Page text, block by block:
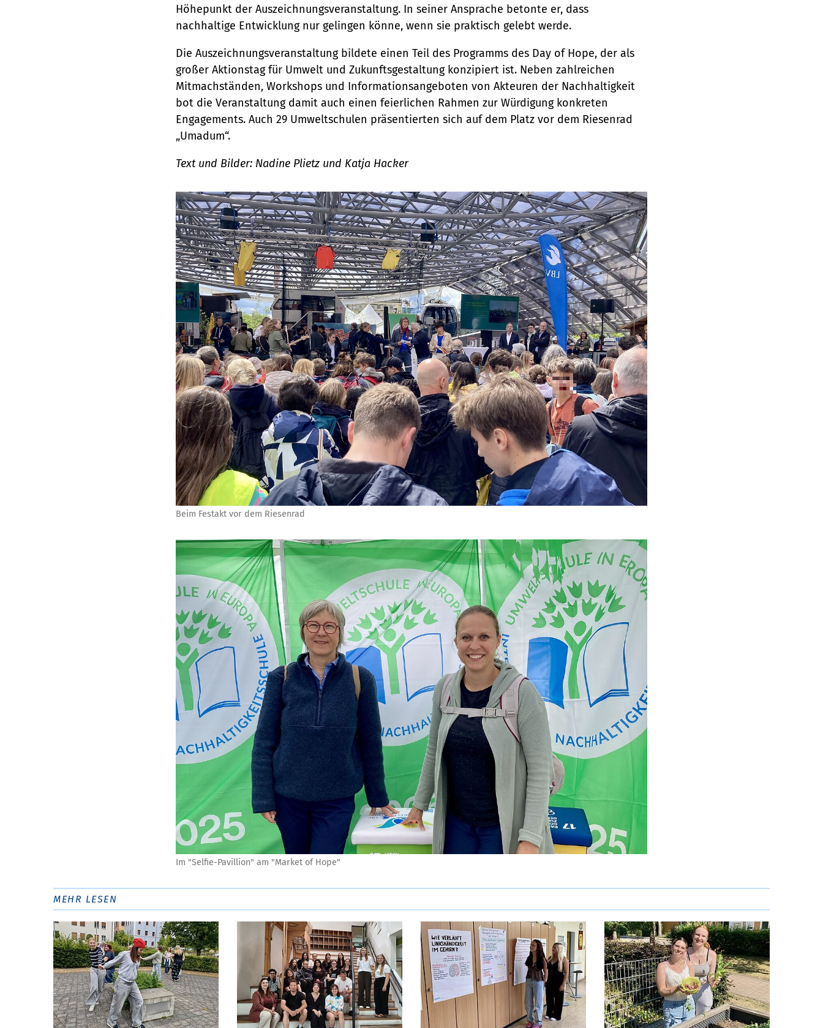
Höhepunkt der Auszeichnungsveranstaltung. In seiner Ansprache betonte er, dass
nachhaltige Entwicklung nur gelingen könne, wenn sie praktisch gelebt werde.
Die Auszeichnungsveranstaltung bildete einen Teil des Programms des Day of Hope, der als
großer Aktionstag für Umwelt und Zukunftsgestaltung konzipiert ist. Neben zahlreichen
Mitmachständen, Workshops und Informationsangeboten von Akteuren der Nachhaltigkeit
bot die Veranstaltung damit auch einen feierlichen Rahmen zur Würdigung konkreten
Engagements. Auch 29 Umweltschulen präsentierten sich auf dem Platz vor dem Riesenrad
„Umadum“.
Text und Bilder: Nadine Plietz und Katja Hacker
Beim Festakt vor dem Riesenrad
Im "Selfie-Pavillion" am "Market of Hope"
MEHR LESEN